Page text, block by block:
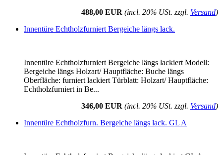
488,00 EUR (incl. 20% USt. zzgl. Versand)
Innentüre Echtholzfurniert Bergeiche längs lack.
Innentüre Echtholzfurniert Bergeiche längs lackiert Modell:
Bergeiche längs Holzart/ Hauptfläche: Buche längs
Oberfläche: furniert lackiert Türblatt: Holzart/ Hauptfläche:
Echtholzfurniert in Be...
346,00 EUR (incl. 20% USt. zzgl. Versand)
Innentüre Echtholzfurn. Bergeiche längs lack. GL A